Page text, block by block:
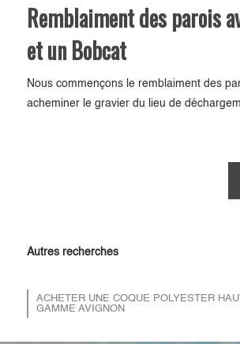
Remblaiment des parois
et un Bobcat
Nous commençons le remblaiment des
acheminer le gravier du lieu de
Autres recherches
ACHETER UNE COQUE POLYESTER
GAMME AVIGNON